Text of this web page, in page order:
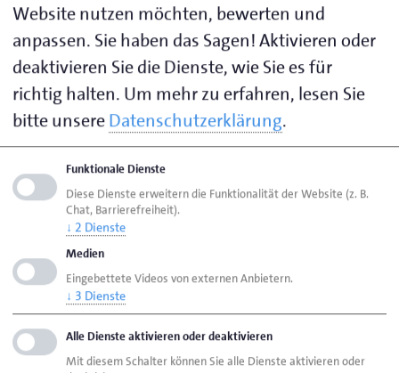
Teilnahme mit persönlicher Einladung!
08.09.2026
17:00 Uhr
Alte Werft
Stephanikirchenweide 19
28217 Bremen
Website nutzen möchten, bewerten und
anpassen. Sie haben das Sagen! Aktivieren oder
deaktivieren Sie die Dienste, wie Sie es für
richtig halten. Um mehr zu erfahren, lesen Sie
bitte unsereDatenschutzerklärung.
Funktionale Dienste
Diese Dienste erweitern die Funktionalität der Website (z. B.
Chat, Barrierefreiheit).
↓ 2 Dienste
Medien
Eingebettete Videos von externen Anbietern.
↓ 3 Dienste
Alle Dienste aktivieren oder deaktivieren
Mit diesem Schalter können Sie alle Dienste aktivieren oder